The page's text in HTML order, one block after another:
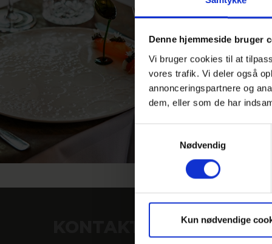
Denne hjemmeside bruger
Vi bruger cookies til at
vores trafik. Vi deler også
annonceringspartnere og
dem, eller som de har
Nødvendig
Kun nødvendige
Vi har masser af dejlige
aktuelle ophold lige nu
Se mere her